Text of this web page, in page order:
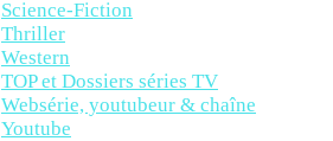
Science-Fiction
Thriller
Western
TOP et Dossiers séries TV
Websérie, youtubeur & chaîne
Youtube